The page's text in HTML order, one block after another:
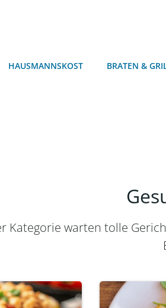
HAUSMANNSKOST BRATEN &
Kategorie warten tolle